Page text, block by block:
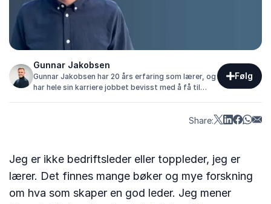
Gunnar Jakobsen
Gunnar Jakobsen har 20 års erfaring som lærer, og
har hele sin karriere jobbet bevisst med å få til
Følg
Share:
Jeg er ikke bedriftsleder eller toppleder, jeg er
lærer. Det finnes mange bøker og mye forskning
om hva som skaper en god leder. Jeg mener